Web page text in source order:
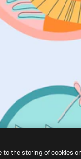
to the storing of cookies